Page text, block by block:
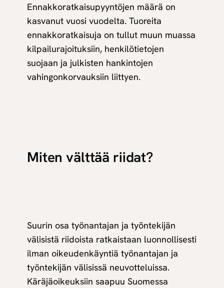
Ennakkoratkaisupyyntöjen määrä on
kasvanut vuosi vuodelta. Tuoreita
ennakkoratkaisuja on tullut muun muassa
kilpailurajoituksiin, henkilötietojen
suojaan ja julkisten hankintojen
vahingonkorvauksiin liittyen.
Miten välttää riidat?
Suurin osa työnantajan ja työntekijän
välisistä riidoista ratkaistaan luonnollisesti
ilman oikeudenkäyntiä työnantajan ja
työntekijän välisissä neuvotteluissa.
Käräjäoikeuksiin saapuu Suomessa